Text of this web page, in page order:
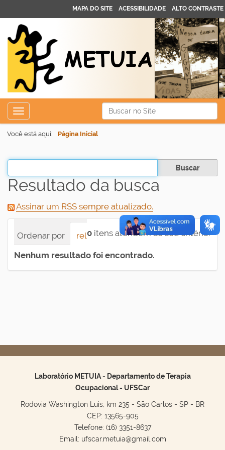
Busca
Busca Avançada…
MAPA DO SITE ACESSIBILIDADE ALTO CONTRASTE
Toggle navigation
Você está aqui: Página Inicial
Filtrar os resultados
Resultado da busca
Assinar um RSS sempre atualizado.
0 itens atendem ao seu critério.
Ordenar por relevância
data (mais recente
Nenhum resultado foi encontrado.
Laboratório METUIA - Departamento de Terapia
Ocupacional - UFSCar
Rodovia Washington Luis, km 235 - São Carlos - SP - BR
CEP: 13565-905
Telefone: (16) 3351-8637
Email: ufscar.metuia@gmail.com